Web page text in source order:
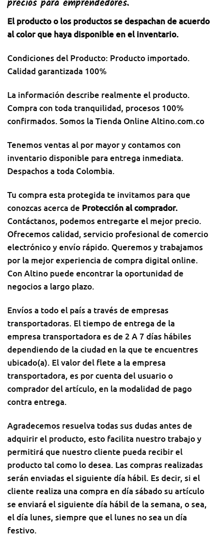
El producto o los productos se despachan de acuerdo
al color que haya disponible en el inventario.
Condiciones del Producto: Producto importado.
Calidad garantizada 100%
La información describe realmente el producto.
Compra con toda tranquilidad, procesos 100%
confirmados. Somos la Tienda Online Altino.com.co
Tenemos ventas al por mayor y contamos con
inventario disponible para entrega inmediata.
Despachos a toda Colombia.
Tu compra esta protegida te invitamos para que
conozcas acerca de Protección al comprador.
Contáctanos, podemos entregarte el mejor precio.
Ofrecemos calidad, servicio profesional de comercio
electrónico y envío rápido. Queremos y trabajamos
por la mejor experiencia de compra digital online.
Con Altino puede encontrar la oportunidad de
negocios a largo plazo.
Envíos a todo el país a través de empresas
transportadoras. El tiempo de entrega de la
empresa transportadora es de 2 A 7 días hábiles
dependiendo de la ciudad en la que te encuentres
ubicado(a). El valor del flete a la empresa
transportadora, es por cuenta del usuario o
comprador del artículo, en la modalidad de pago
contra entrega.
Agradecemos resuelva todas sus dudas antes de
adquirir el producto, esto facilita nuestro trabajo y
permitirá que nuestro cliente pueda recibir el
producto tal como lo desea. Las compras realizadas
serán enviadas el siguiente día hábil. Es decir, si el
cliente realiza una compra en día sábado su artículo
se enviará el siguiente día hábil de la semana, o sea,
el día lunes, siempre que el lunes no sea un día
festivo.